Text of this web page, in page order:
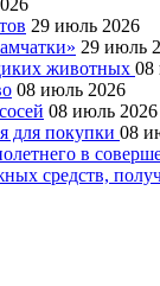
29 июль 2026
29 июль
животных 08
08 июль 2026
08 июль 2026
для покупки 08
в
средств,